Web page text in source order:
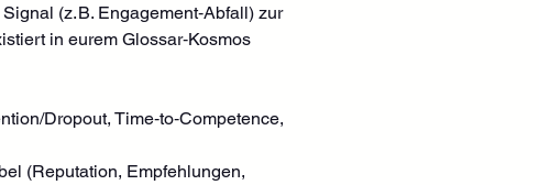
Signal (z. B. Engagement‑Abfall) zur
in eurem Glossar‑Kosmos
Dropout, Time‑to‑Competence,
(Reputation, Empfehlungen,